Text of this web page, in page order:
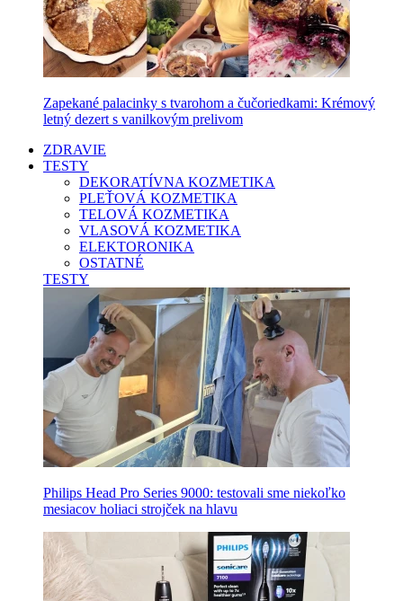
Zapekané palacinky s tvarohom a čučoriedkami: Krémový
letný dezert s vanilkovým prelivom
ZDRAVIE
TESTY
DEKORATÍVNA KOZMETIKA
PLEŤOVÁ KOZMETIKA
TELOVÁ KOZMETIKA
VLASOVÁ KOZMETIKA
ELEKTORONIKA
OSTATNÉ
TESTY
Philips Head Pro Series 9000: testovali sme niekoľko
mesiacov holiaci strojček na hlavu